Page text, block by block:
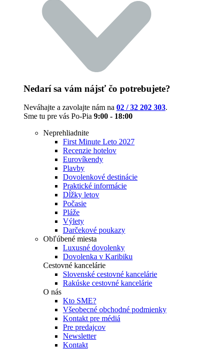
Nedarí sa vám nájsť čo potrebujete?
Neváhajte a zavolajte nám na 02 / 32 202 303.
Sme tu pre vás Po-Pia 9:00 - 18:00
Neprehliadnite
First Minute Leto 2027
Recenzie hotelov
Eurovíkendy
Plavby
Dovolenkové destinácie
Praktické informácie
Dĺžky letov
Počasie
Pláže
Výlety
Darčekové poukazy
Obľúbené miesta
Luxusné dovolenky
Dovolenka v Karibiku
Cestovné kancelárie
Slovenské cestovné kancelárie
Rakúske cestovné kancelárie
O nás
Kto SME?
Všeobecné obchodné podmienky
Kontakt pre médiá
Pre predajcov
Newsletter
Kontakt